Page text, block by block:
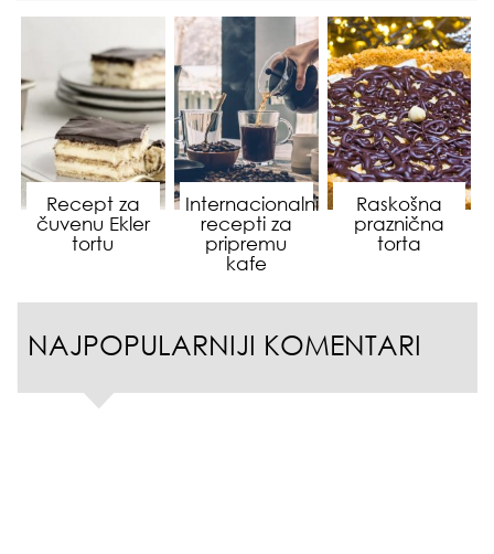
Recept za
čuvenu Ekler
tortu
Internacionalni
recepti za
pripremu
kafe
Raskošna
praznična
torta
NAJPOPULARNIJI KOMENTARI